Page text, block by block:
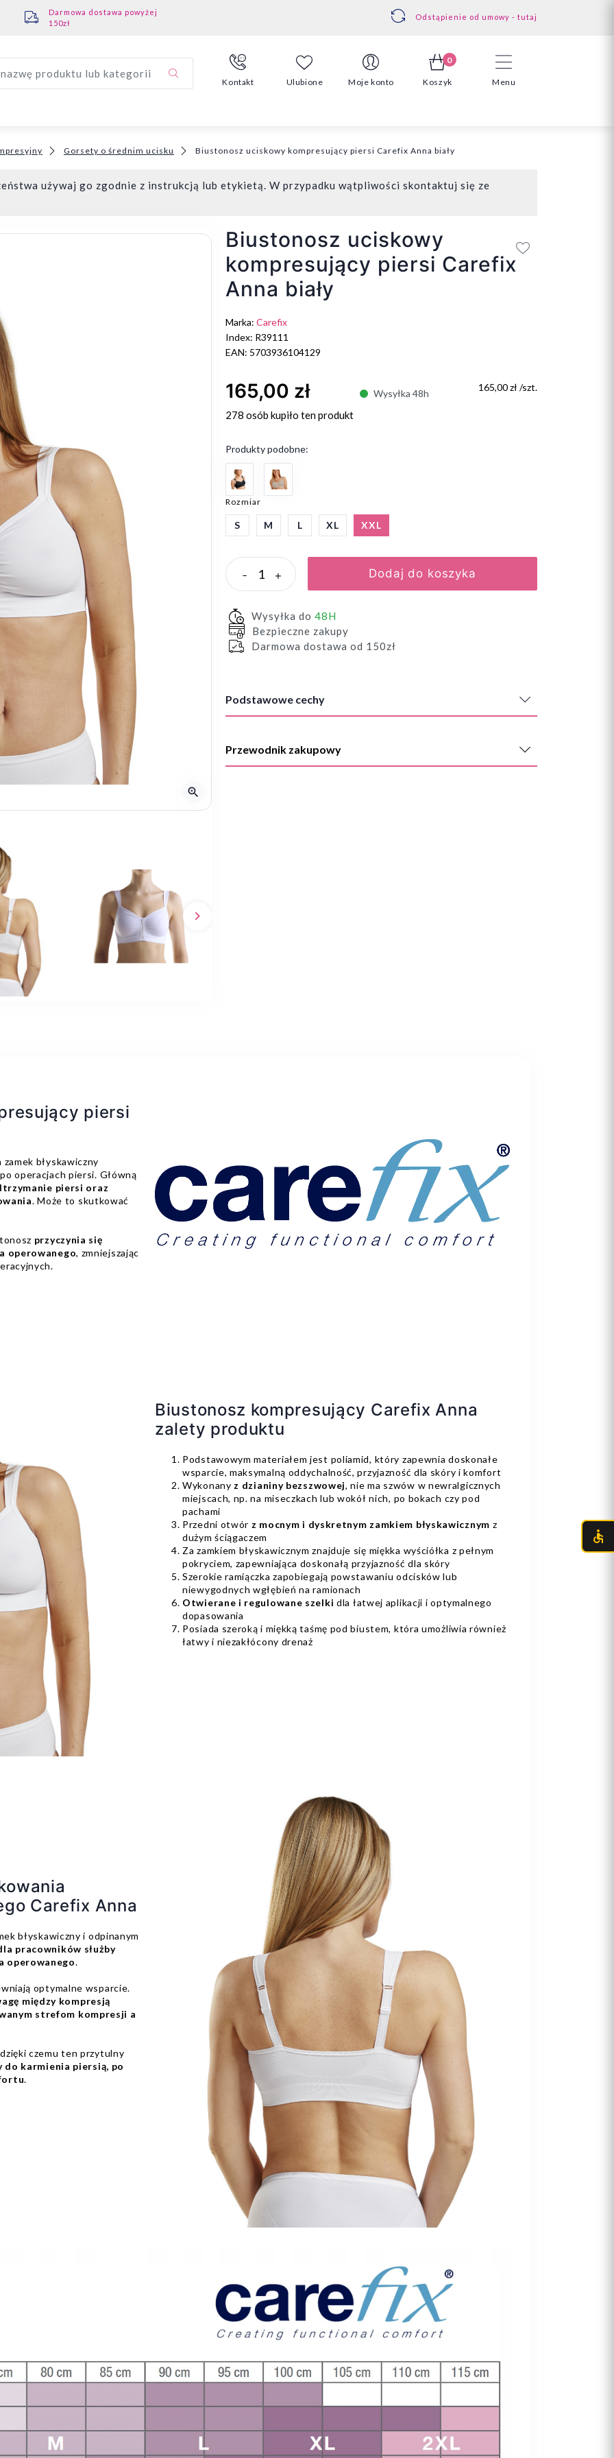
Darmowa dostawa powyżej
150zł
Odstąpienie od umowy - tutaj
Menu
produktu lub kategorii
Kontakt Ulubione Moje konto
0
Koszyk
Gorsety o średnim ucisku Biustonosz uciskowy kompresujący piersi Carefix Anna biały
używaj go zgodnie z instrukcją lub etykietą. W przypadku wątpliwości skontaktuj się ze
zoom_in
keyboard_arrow_right
Biustonosz uciskowy
kompresujący piersi Carefix
Anna biały
Marka: Carefix
Index: R39111
EAN: 5703936104129
165,00 zł Wysyłka 48h
165,00 zł /szt.
278 osób kupiło ten produkt
Produkty podobne:
Rozmiar
S M L XL XXL
- + Dodaj do koszyka
Wysyłka do 48H
Bezpieczne zakupy
Darmowa dostawa od 150zł
Podstawowe cechy
Przewodnik zakupowy
piersi
błyskawiczny
operacjach piersi. Główną
piersi oraz
. Może to skutkować
przyczynia się
operowanego, zmniejszając
Biustonosz kompresujący Carefix Anna
zalety produktu
Podstawowym materiałem jest poliamid, który zapewnia doskonałe
wsparcie, maksymalną oddychalność, przyjazność dla skóry i komfort
Wykonany z dzianiny bezszwowej, nie ma szwów w newralgicznych
miejscach, np. na miseczkach lub wokół nich, po bokach czy pod
pachami
Przedni otwór z mocnym i dyskretnym zamkiem błyskawicznym z
dużym ściągaczem
Za zamkiem błyskawicznym znajduje się miękka wyściółka z pełnym
pokryciem, zapewniająca doskonałą przyjazność dla skóry
Szerokie ramiączka zapobiegają powstawaniu odcisków lub
niewygodnych wgłębień na ramionach
Otwierane i regulowane szelki dla łatwej aplikacji i optymalnego
dopasowania
Posiada szeroką i miękką taśmę pod biustem, która umożliwia również
łatwy i niezakłócony drenaż
Carefix Anna
błyskawiczny i odpinanym
pracowników służby
operowanego.
optymalne wsparcie.
między kompresją
strefom kompresji a
czemu ten przytulny
do karmienia piersią, po
.